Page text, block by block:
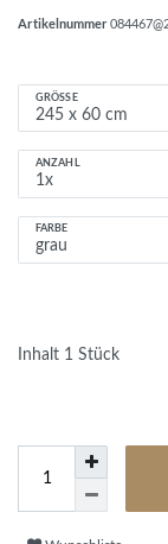
Artikelnummer
GRÖSSE
ANZAHL
FARBE
Inhalt 1 Stück